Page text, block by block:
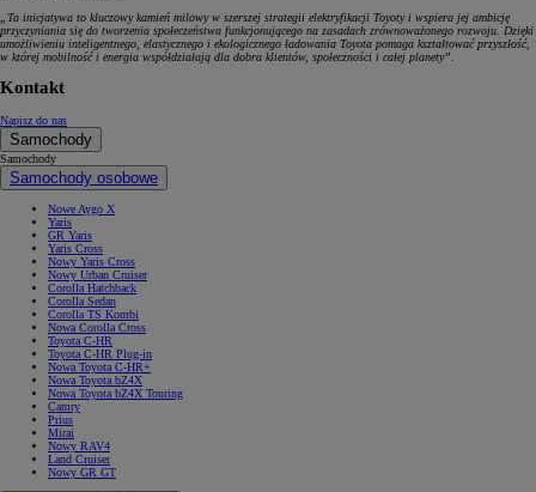
„Ta inicjatywa to kluczowy kamień milowy w szerszej strategii elektryfikacji Toyoty i wspiera jej ambicję
przyczyniania się do tworzenia społeczeństwa funkcjonującego na zasadach zrównoważonego rozwoju. Dzięki
umożliwieniu inteligentnego, elastycznego i ekologicznego ładowania Toyota pomaga kształtować przyszłość,
w której mobilność i energia współdziałają dla dobra klientów, społeczności i całej planety”.
Kontakt
Napisz do nas
Samochody
Samochody
Samochody osobowe
Nowe Aygo X
Yaris
GR Yaris
Yaris Cross
Nowy Yaris Cross
Nowy Urban Cruiser
Corolla Hatchback
Corolla Sedan
Corolla TS Kombi
Nowa Corolla Cross
Toyota C-HR
Toyota C-HR Plug-in
Nowa Toyota C-HR+
Nowa Toyota bZ4X
Nowa Toyota bZ4X Touring
Camry
Prius
Mirai
Nowy RAV4
Land Cruiser
Nowy GR GT